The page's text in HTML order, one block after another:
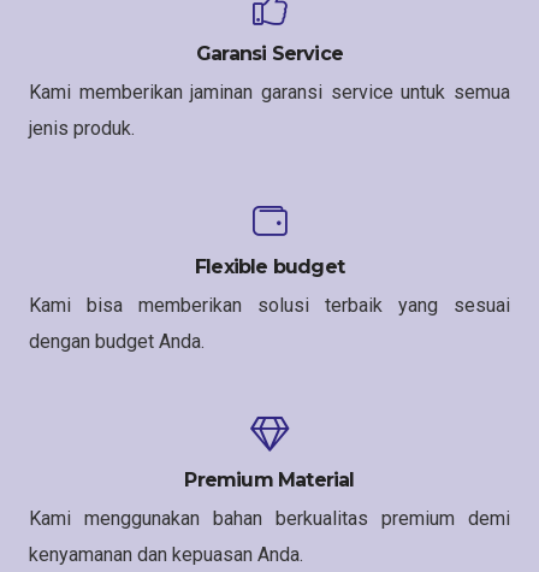
Garansi Service
Kami memberikan jaminan garansi service untuk semua
jenis produk.
Flexible budget
Kami bisa memberikan solusi terbaik yang sesuai
dengan budget Anda.
Premium Material
Kami menggunakan bahan berkualitas premium demi
kenyamanan dan kepuasan Anda.